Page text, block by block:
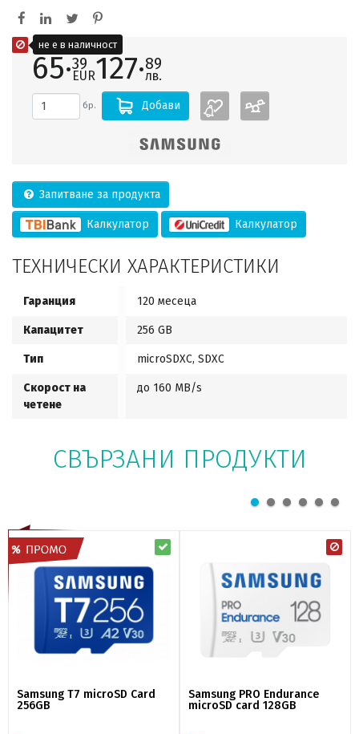
65·39
EUR127·89
лв.
бр. Добави
Запитване за продукта
Калкулатор Калкулатор
ТЕХНИЧЕСКИ ХАРАКТЕРИСТИКИ
Гаранция 120 месеца
Капацитет 256 GB
Тип microSDXC, SDXC
Скорост на
четене
до 160 MB/s
СВЪРЗАНИ ПРОДУКТИ
Samsung T7 microSD Card
256GB
Samsung PRO Endurance
microSD card 128GB
не е в наличност